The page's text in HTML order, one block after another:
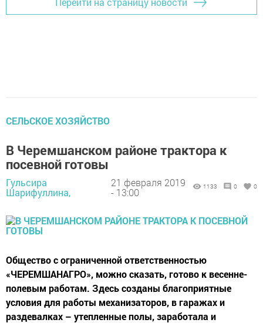
СЕЛЬСКОЕ ХОЗЯЙСТВО
В Черемшанском районе трактора к
посевной готовы
Гульсира
Шарифуллина,
21 февраля 2019
- 13:00
1133 0 0
Общество с ограниченной ответственностью
«ЧЕРЕМШАНАГРО», можно сказать, готово к весенне-
полевым работам. Здесь созданы благоприятные
условия для работы механизаторов, в гаражах и
раздевалках – утепленные полы, заработала и